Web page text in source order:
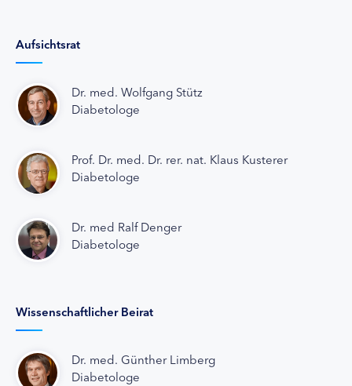
Aufsichtsrat
Dr. med. Wolfgang Stütz
Diabetologe
Prof. Dr. med. Dr. rer. nat. Klaus Kusterer
Diabetologe
Dr. med Ralf Denger
Diabetologe
Wissenschaftlicher Beirat
Dr. med. Günther Limberg
Diabetologe